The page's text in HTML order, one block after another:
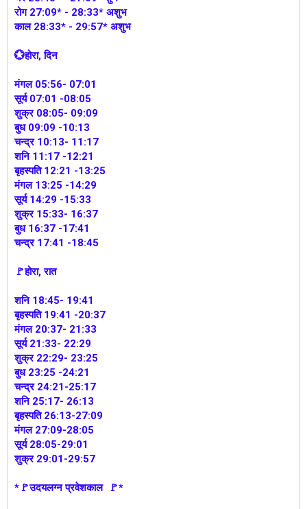
रोग 27:09* - 28:33* अशुभ
काल 28:33* - 29:57* अशुभ
💮होरा, दिन
मंगल 05:56- 07:01
सूर्य 07:01 -08:05
शुक्र 08:05- 09:09
बुध 09:09 -10:13
चन्द्र 10:13- 11:17
शनि 11:17 -12:21
बृहस्पति 12:21 -13:25
मंगल 13:25 -14:29
सूर्य 14:29 -15:33
शुक्र 15:33- 16:37
बुध 16:37 -17:41
चन्द्र 17:41 -18:45
🚩होरा, रात
शनि 18:45- 19:41
बृहस्पति 19:41 -20:37
मंगल 20:37- 21:33
सूर्य 21:33- 22:29
शुक्र 22:29- 23:25
बुध 23:25 -24:21
चन्द्र 24:21-25:17
शनि 25:17- 26:13
बृहस्पति 26:13-27:09
मंगल 27:09-28:05
सूर्य 28:05-29:01
शुक्र 29:01-29:57
*🚩उदयलग्न प्रवेशकाल 🚩*